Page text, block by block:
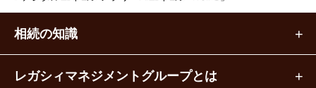
相続の知識
レガシィマネジメントグループとは